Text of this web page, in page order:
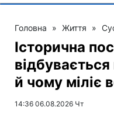
Головна » Життя »
Історична
й чому міліє
14:36 06.08.2026 Чт